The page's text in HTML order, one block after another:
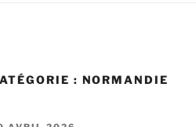
: NORMANDIE